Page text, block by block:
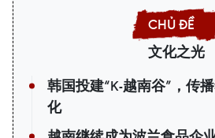
文化之光
韩国投建“K-越南谷”，传
化